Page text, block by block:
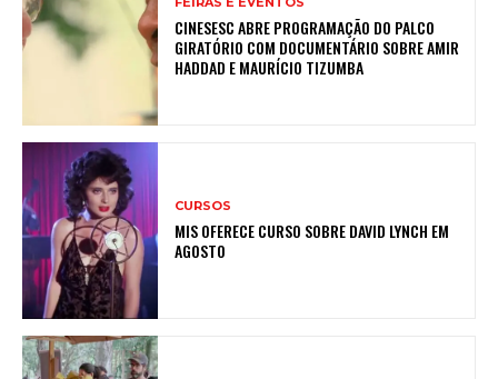
CINESESC ABRE PROGRAMAÇÃO DO PALCO
GIRATÓRIO COM DOCUMENTÁRIO SOBRE AMIR
HADDAD E MAURÍCIO TIZUMBA
CURSOS
MIS OFERECE CURSO SOBRE DAVID LYNCH EM
AGOSTO